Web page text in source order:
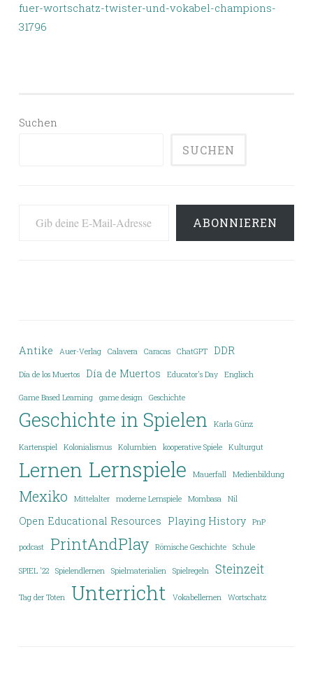
fuer-wortschatz-twister-und-vokabel-champions-
31796
Suchen
SUCHEN
ABONNIEREN
Antike Auer-Verlag Calavera Caracas ChatGPT DDR
Día de los Muertos Día de Muertos Educator's Day Englisch
Game Based Learning game design Geschichte
Geschichte in Spielen Karla Günz
Kartenspiel Kolonialismus Kolumbien kooperative Spiele Kulturgut
Lernen Lernspiele Mauerfall Medienbildung
Mexiko Mittelalter moderne Lernspiele Mombasa Nil
Open Educational Resources Playing History PnP
podcast PrintAndPlay Römische Geschichte Schule
SPIEL '22 Spielendlernen Spielmaterialien Spielregeln Steinzeit
Tag der Toten Unterricht Vokabellernen Wortschatz